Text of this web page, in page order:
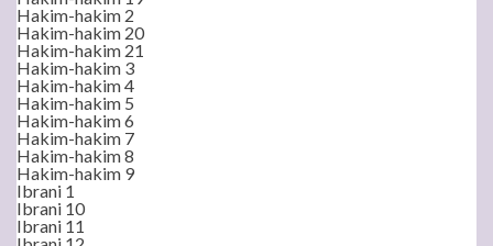
Hakim-hakim 2
Hakim-hakim 20
Hakim-hakim 21
Hakim-hakim 3
Hakim-hakim 4
Hakim-hakim 5
Hakim-hakim 6
Hakim-hakim 7
Hakim-hakim 8
Hakim-hakim 9
Ibrani 1
Ibrani 10
Ibrani 11